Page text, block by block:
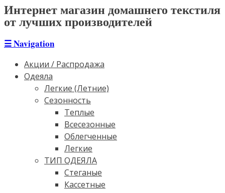
Интернет магазин домашнего текстиля
от лучших производителей
☰Navigation
Акции / Распродажа
Одеяла
Легкие (Летние)
Сезонность
Теплые
Всесезонные
Облегченные
Легкие
ТИП ОДЕЯЛА
Стеганые
Кассетные